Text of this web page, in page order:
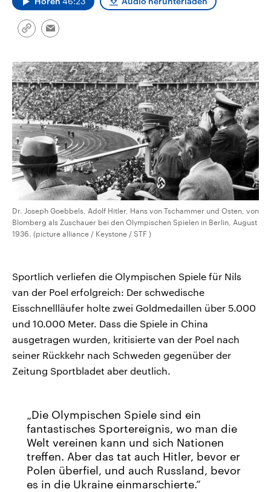
Link
Email
Dr. Joseph Goebbels, Adolf Hitler, Hans von Tschammer und Osten, von
Blomberg als Zuschauer bei den Olympischen Spielen in Berlin, August
1936. (picture alliance / Keystone / STF )
Sportlich verliefen die Olympischen Spiele für Nils
van der Poel erfolgreich: Der schwedische
Eisschnellläufer holte zwei Goldmedaillen über 5.000
und 10.000 Meter. Dass die Spiele in China
ausgetragen wurden, kritisierte van der Poel nach
seiner Rückkehr nach Schweden gegenüber der
Zeitung Sportbladet aber deutlich.
Die Olympischen Spiele sind ein
fantastisches Sportereignis, wo man die
Welt vereinen kann und sich Nationen
treffen. Aber das tat auch Hitler, bevor er
Polen überfiel, und auch Russland, bevor
es in die Ukraine einmarschierte.